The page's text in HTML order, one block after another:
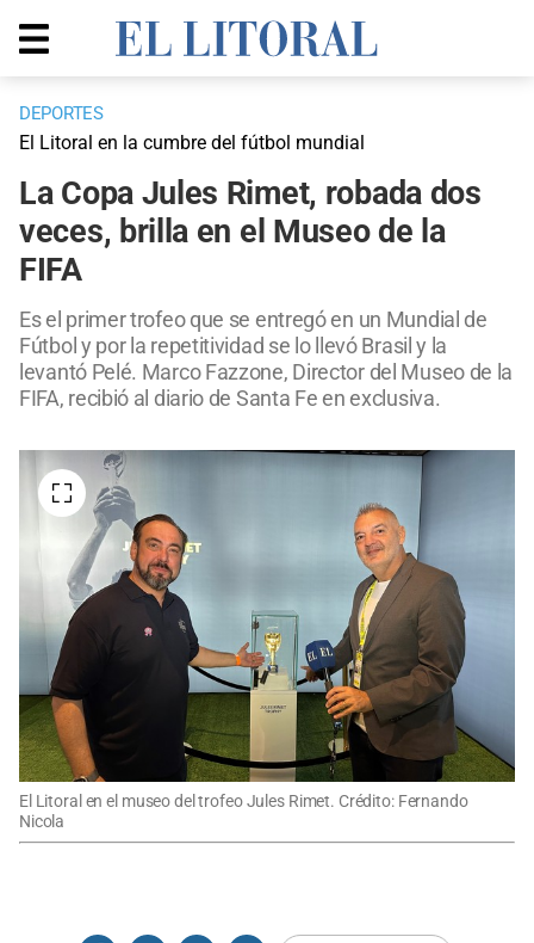
DEPORTES
El Litoral en la cumbre del fútbol mundial
La Copa Jules Rimet, robada dos
veces, brilla en el Museo de la
FIFA
Es el primer trofeo que se entregó en un Mundial de
Fútbol y por la repetitividad se lo llevó Brasil y la
levantó Pelé. Marco Fazzone, Director del Museo de la
FIFA, recibió al diario de Santa Fe en exclusiva.
El Litoral en el museo del trofeo Jules Rimet. Crédito: Fernando
Nicola